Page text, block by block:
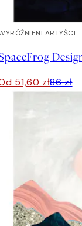
ARTYŚCI
51,60 zł86 zł